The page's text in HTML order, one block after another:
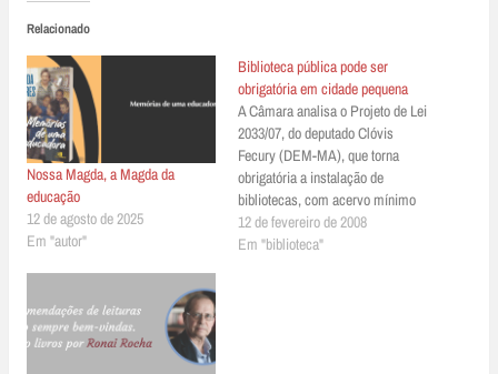
Relacionado
Nossa Magda, a Magda da
educação
12 de agosto de 2025
Em "autor"
Biblioteca pública pode ser
obrigatória em cidade pequena
A Câmara analisa o Projeto de Lei
2033/07, do deputado Clóvis
Fecury (DEM-MA), que torna
obrigatória a instalação de
bibliotecas, com acervo mínimo
de 2 mil exemplares, em todos os
municípios com população igual
12 de fevereiro de 2008
Em "biblioteca"